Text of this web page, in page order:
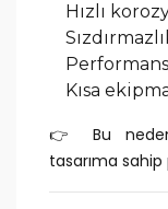
Hızlı
Kısa
👉 Bu
tasarıma